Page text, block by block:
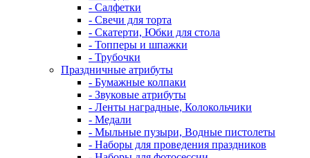
- Салфетки
- Свечи для торта
- Скатерти, Юбки для стола
- Топперы и шпажки
- Трубочки
Праздничные атрибуты
- Бумажные колпаки
- Звуковые атрибуты
- Ленты наградные, Колокольчики
- Медали
- Мыльные пузыри, Водные пистолеты
- Наборы для проведения праздников